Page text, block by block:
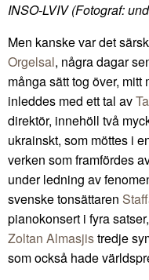
INSO-LVIV (Fotograf:
Men kanske var det
Orgelsal, några dagar
många sätt tog över,
inleddes med ett tal av
direktör, innehöll två
ukrainskt, som möttes i
verken som framfördes
under ledning av
svenske tonsättaren
pianokonsert i fyra
Zoltan Almasjistredje
som också hade